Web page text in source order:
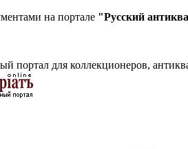
на портале "Русский
портал для коллекционеров,